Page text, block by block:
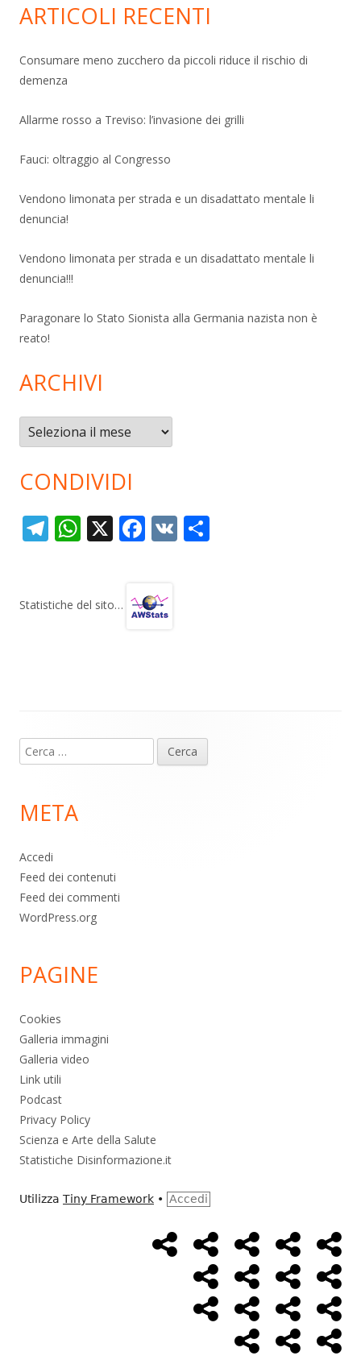
ARTICOLI RECENTI
Consumare meno zucchero da piccoli riduce il rischio di
demenza
Allarme rosso a Treviso: l’invasione dei grilli
Fauci: oltraggio al Congresso
Vendono limonata per strada e un disadattato mentale li
denuncia!
Vendono limonata per strada e un disadattato mentale li
denuncia!!!
Paragonare lo Stato Sionista alla Germania nazista non è
reato!
ARCHIVI
Archivi
CONDIVIDI
T
gr
W
s
X F
b
V
Statistiche del sito…
piè
pagina
Ricerca
per:
META
Accedi
Feed dei contenuti
Feed dei commenti
WordPress.org
PAGINE
Cookies
Galleria immagini
Galleria video
Link utili
Podcast
Privacy Policy
Scienza e Arte della Salute
Statistiche Disinformazione.it
Utilizza Tiny Framework • Accedi
MenùHome
Page
Alimentazione
AmbienteBambini
Cancro ControlloEconomia
FarmaciMassoneriaNWO
Salute Storia